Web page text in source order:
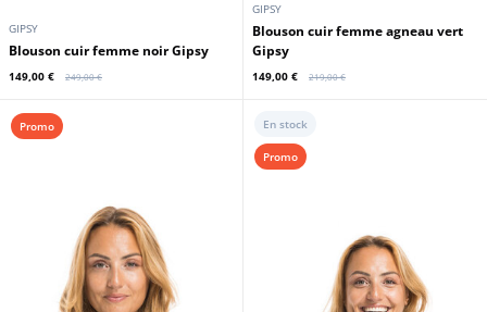
GIPSY
Blouson cuir femme noir Gipsy
149,00 € 249,00 €
GIPSY
Blouson cuir femme agneau vert
Gipsy
149,00 € 219,00 €
Promo En stock
Promo